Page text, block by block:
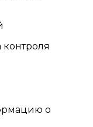
контроля
о